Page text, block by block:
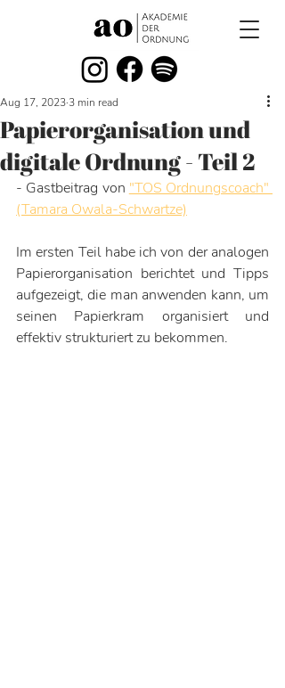
Papierorganisation und
digitale Ordnung - Teil 2
Aug 17, 2023 3 min read
- Gastbeitrag von "TOS Ordnungscoach"
(Tamara Owala-Schwartze)
Im ersten Teil habe ich von der analogen
Papierorganisation berichtet und Tipps
aufgezeigt, die man anwenden kann, um
seinen Papierkram organisiert und
effektiv strukturiert zu bekommen.